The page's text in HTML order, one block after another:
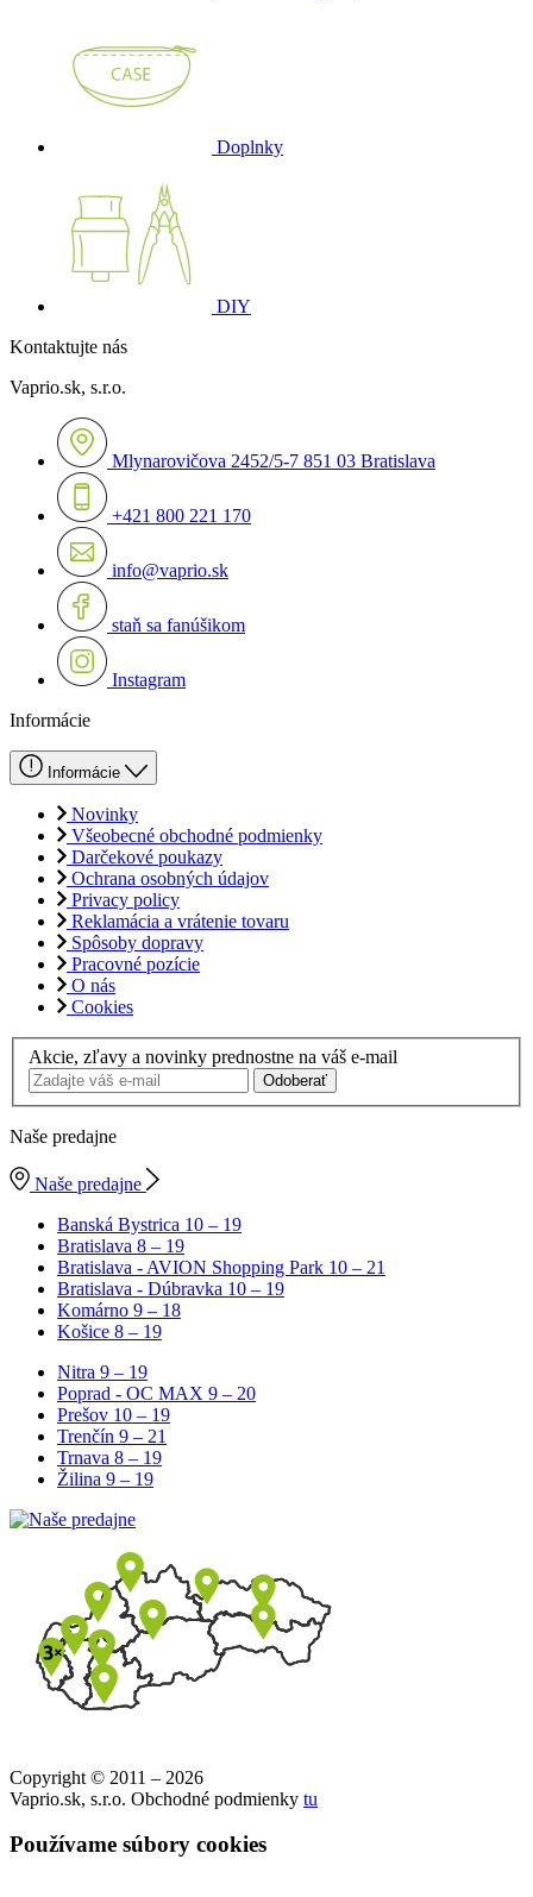
Doplnky
DIY
Kontaktujte nás
Vaprio.sk, s.r.o.
Mlynarovičova 2452/5-7 851 03 Bratislava
+421 800 221 170
info@vaprio.sk
staň sa fanúšikom
Instagram
Informácie
Informácie
Novinky
Všeobecné obchodné podmienky
Darčekové poukazy
Ochrana osobných údajov
Privacy policy
Reklamácia a vrátenie tovaru
Spôsoby dopravy
Pracovné pozície
O nás
Cookies
Akcie, zľavy a novinky prednostne na váš e-mail
Odoberať
Naše predajne
Naše predajne
Banská Bystrica 10 – 19
Bratislava 8 – 19
Bratislava - AVION Shopping Park 10 – 21
Bratislava - Dúbravka 10 – 19
Komárno 9 – 18
Košice 8 – 19
Nitra 9 – 19
Poprad - OC MAX 9 – 20
Prešov 10 – 19
Trenčín 9 – 21
Trnava 8 – 19
Žilina 9 – 19
Copyright © 2011 – 2026
Vaprio.sk, s.r.o. Obchodné podmienky tu
Používame súbory cookies